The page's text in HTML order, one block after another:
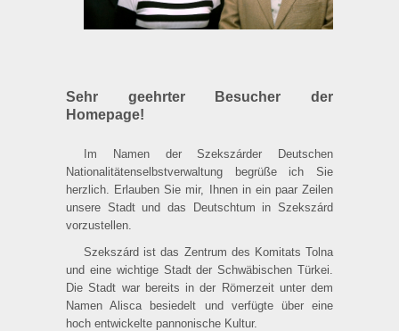
Sehr geehrter Besucher der
Homepage!
Im Namen der Szekszárder Deutschen
Nationalitätenselbstverwaltung begrüße ich Sie
herzlich. Erlauben Sie mir, Ihnen in ein paar Zeilen
unsere Stadt und das Deutschtum in Szekszárd
vorzustellen.
Szekszárd ist das Zentrum des Komitats Tolna
und eine wichtige Stadt der Schwäbischen Türkei.
Die Stadt war bereits in der Römerzeit unter dem
Namen Alisca besiedelt und verfügte über eine
hoch entwickelte pannonische Kultur.